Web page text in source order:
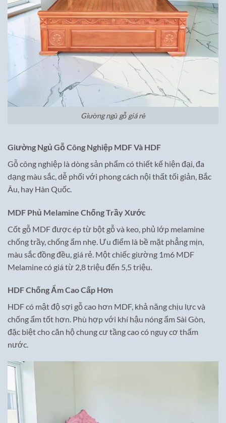
Giường ngủ gỗ giá rẻ
Giường Ngủ Gỗ Công Nghiệp MDF Và HDF
Gỗ công nghiệp là dòng sản phẩm có thiết kế hiện đại, đa
dạng màu sắc, dễ phối với phong cách nội thất tối giản, Bắc
Âu, hay Hàn Quốc.
MDF Phủ Melamine Chống Trầy Xước
Cốt gỗ MDF được ép từ bột gỗ và keo, phủ lớp melamine
chống trầy, chống ẩm nhẹ. Ưu điểm là bề mặt phẳng mịn,
màu sắc đồng đều, giá rẻ. Một chiếc giường 1m6 MDF
Melamine có giá từ 2,8 triệu đến 5,5 triệu.
HDF Chống Ẩm Cao Cấp Hơn
HDF có mật độ sợi gỗ cao hơn MDF, khả năng chịu lực và
chống ẩm tốt hơn. Phù hợp với khí hậu nóng ẩm Sài Gòn,
đặc biệt cho căn hộ chung cư tầng cao có nguy cơ thấm
nước.